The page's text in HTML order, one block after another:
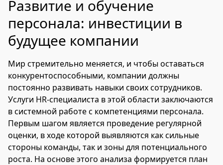
Развитие и обучение
персонала: инвестиции в
будущее компании
Мир стремительно меняется, и чтобы оставаться
конкурентоспособными, компании должны
постоянно развивать навыки своих сотрудников.
Услуги HR-специалиста в этой области заключаются
в системной работе с компетенциями персонала.
Первым шагом является проведение регулярной
оценки, в ходе которой выявляются как сильные
стороны команды, так и зоны для потенциального
роста. На основе этого анализа формируется план